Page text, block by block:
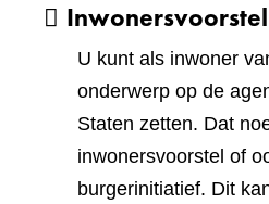
U kunt als inwoner
onderwerp op de
Staten zetten. Dat
inwonersvoorstel of
burgerinitiatief. Dit